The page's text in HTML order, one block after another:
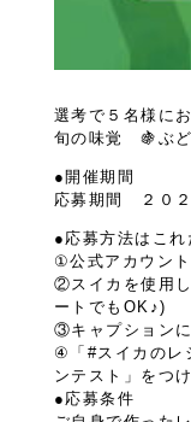
選考で５名様に
旬の味覚 🍇ぶど
●開催期間
応募期間 ２０
●応募方法はこれ
①公式アカウン
②スイカを使用
ートでもOK♪)
③キャプション
④「#スイカのレ
ンテスト」をつ
●応募条件